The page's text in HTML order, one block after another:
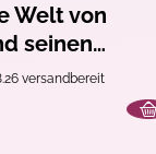
Welt von
seinen
- Diddl's Cosy
versandbereit